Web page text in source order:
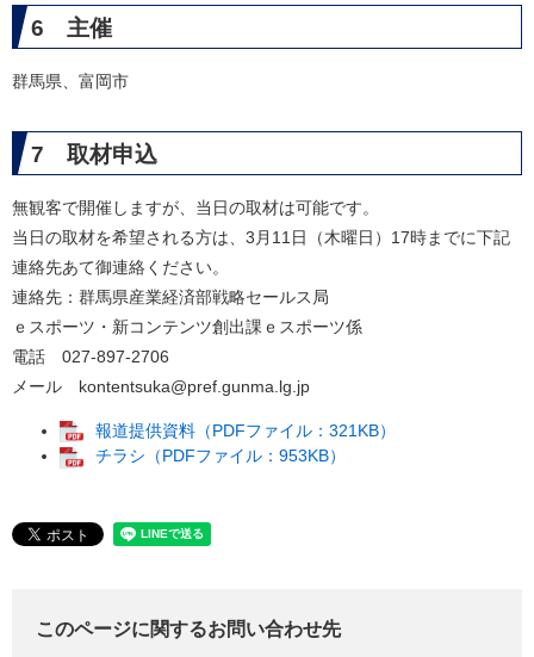
6 主催
群馬県、富岡市
7 取材申込
無観客で開催しますが、当日の取材は可能です。
当日の取材を希望される方は、3月11日（木曜日）17時までに下記
連絡先あて御連絡ください。
連絡先：群馬県産業経済部戦略セールス局
ｅスポーツ・新コンテンツ創出課ｅスポーツ係
電話 027-897-2706
メール kontentsuka@pref.gunma.lg.jp
報道提供資料（PDFファイル：321KB）
チラシ（PDFファイル：953KB）
このページに関するお問い合わせ先